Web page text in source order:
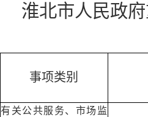
淮北市人民政
事项类别
有关公共服务、市场监